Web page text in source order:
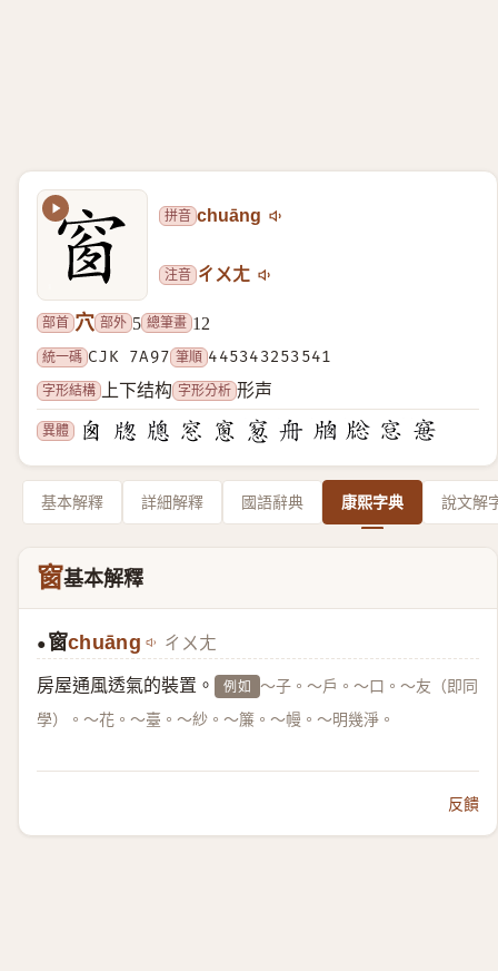
拼音 chuāng
注音 ㄔㄨㄤ
部首 穴 部外 5 總筆畫 12
統一碼 CJK 7A97 筆順 445343253541
字形結構
上下结构 字形分析 形声
異體
基本解釋 詳細解釋 國語辭典 康熙字典 說文解
窗基本解釋
● 窗chuāng ㄔㄨㄤ
房屋通風透氣的裝置。 例如 ～子。～戶。～口。～友（即同
學）。～花。～臺。～紗。～簾。～幔。～明幾淨。
反饋